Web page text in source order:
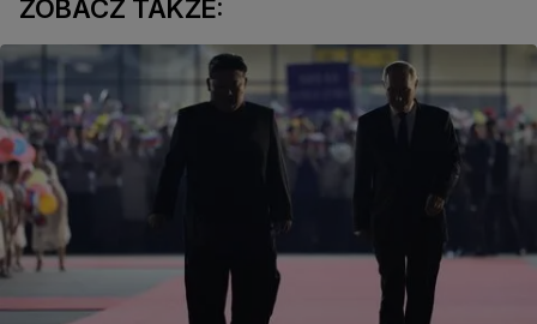
ZOBACZ TAKŻE: